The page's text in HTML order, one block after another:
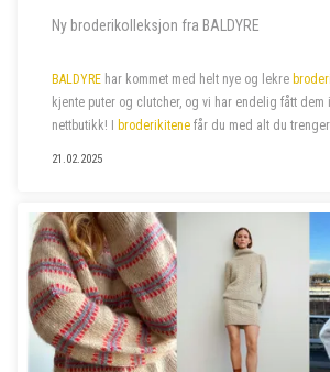
Ny broderikolleksjon fra BALDYRE
BALDYRE har kommet med helt nye og lekre
kjente puter og clutcher, og vi har endelig fått
nettbutikk! I broderikitene får du med alt du
21.02.2025